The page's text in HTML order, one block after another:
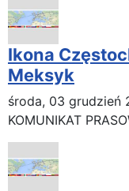
Ikona
Meksyk
środa, 03 grudzień
KOMUNIKAT